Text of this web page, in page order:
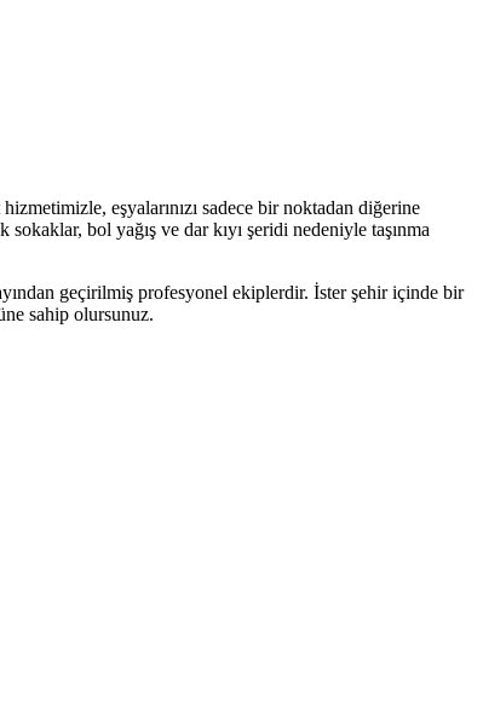
eşyalarınızı sadece bir noktadan diğerine
bol yağış ve dar kıyı şeridi nedeniyle taşınma
geçirilmiş profesyonel ekiplerdir. İster şehir içinde bir
sahip olursunuz.